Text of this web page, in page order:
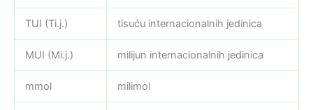
TUI (Ti.j.) tisuću internacionalnih jedinica
MUI (Mi.j.) milijun internacionalnih jedinica
mmol milimol